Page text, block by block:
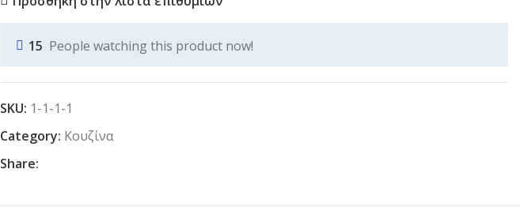
15 People watching this product now!
SKU: 1-1-1-1
Category: Κουζίνα
Share: